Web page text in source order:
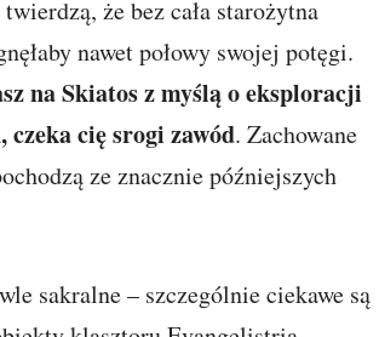
że bez cała starożytna
nawet połowy swojej potęgi.
na Skiatos z myślą o eksploracji
cię srogi zawód. Zachowane
ze znacznie późniejszych
sakralne – szczególnie ciekawe są